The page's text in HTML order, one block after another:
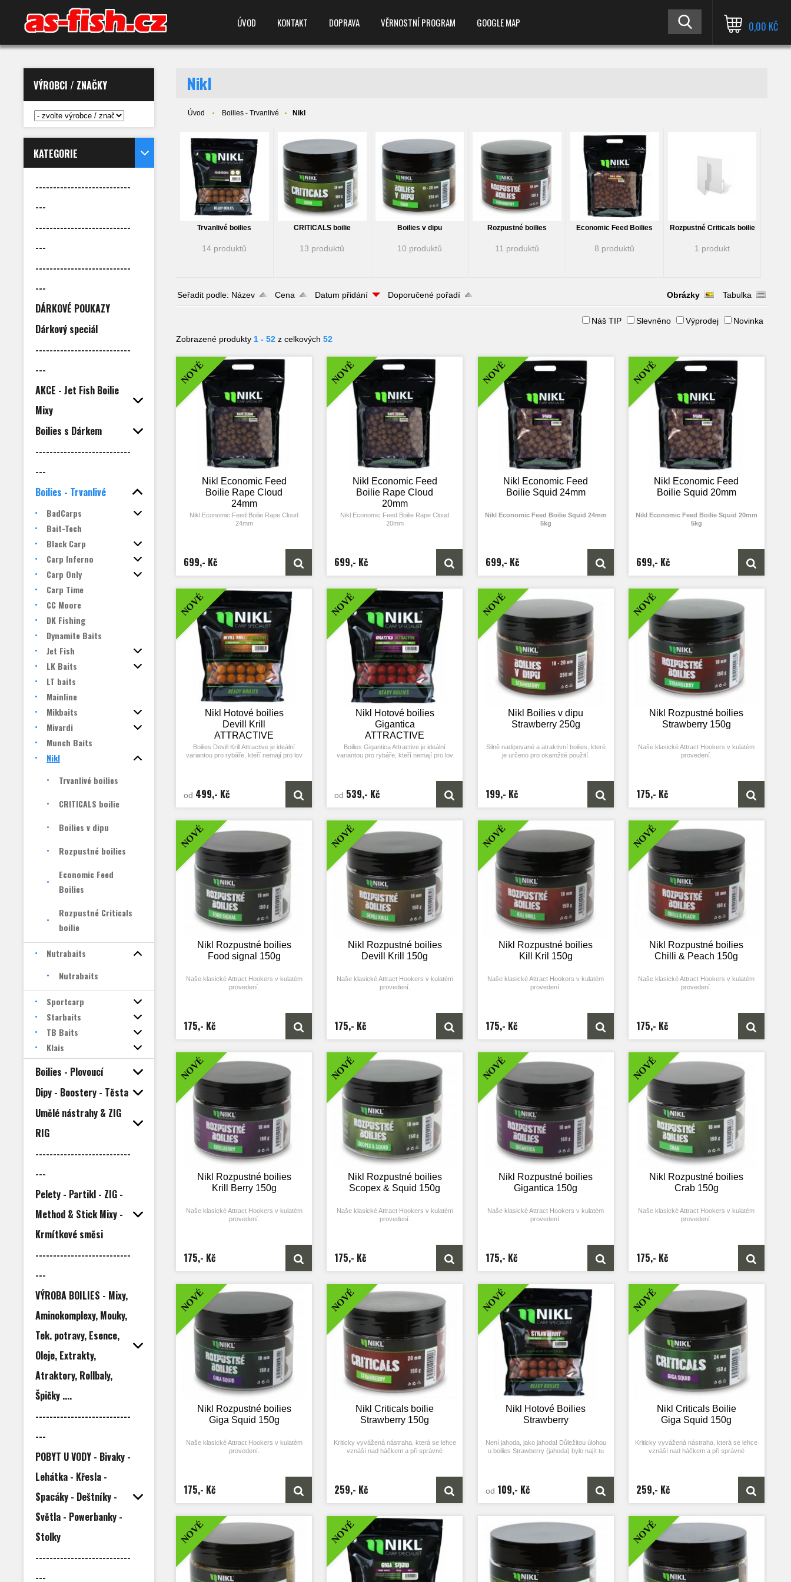
ÚVOD KONTAKT DOPRAVA VĚRNOSTNÍ PROGRAM GOOGLE MAP 0,00 KČ
VÝROBCI / ZNAČKY
KATEGORIE
---------------------------
---
---------------------------
---
---------------------------
---
DÁRKOVÉ POUKAZY
Dárkový speciál
---------------------------
---
AKCE - Jet Fish Boilie
Mixy
Boilies s Dárkem
---------------------------
---
Boilies - Trvanlivé
BadCarps
Bait-Tech
Black Carp
Carp Inferno
Carp Only
Carp Time
CC Moore
DK Fishing
Dynamite Baits
Jet Fish
LK Baits
LT baits
Mainline
Mikbaits
Mivardi
Munch Baits
Nikl
Trvanlivé boilies
CRITICALS boilie
Boilies v dipu
Rozpustné boilies
Economic Feed
Boilies
Rozpustné Criticals
boilie
Nutrabaits
Nutrabaits
Sportcarp
Starbaits
TB Baits
Klais
Boilies - Plovoucí
Dipy - Boostery - Těsta
Umělé nástrahy & ZIG
RIG
---------------------------
---
Pelety - Partikl - ZIG -
Method & Stick Mixy -
Krmítkové směsi
---------------------------
---
VÝROBA BOILIES - Mixy,
Aminokomplexy, Mouky,
Tek. potravy, Esence,
Oleje, Extrakty,
Atraktory, Rollbaly,
Špičky ....
---------------------------
---
POBYT U VODY - Bivaky -
Lehátka - Křesla -
Spacáky - Deštníky -
Světla - Powerbanky -
Stolky
---------------------------
---
Nikl
Úvod Boilies - Trvanlivé Nikl
Trvanlivé boilies
14 produktů
CRITICALS boilie
13 produktů
Boilies v dipu
10 produktů
Rozpustné boilies
11 produktů
Economic Feed Boilies
8 produktů
Rozpustné Criticals boilie
1 produkt
Seřadit podle: Název Cena Datum přidání Doporučené pořadí Obrázky Tabulka
Náš TIP Slevněno Výprodej
Novinka
Zobrazené produkty 1 - 52 z celkových52
NOVÉ
Nikl Economic Feed
Boilie Rape Cloud
24mm
Nikl Economic Feed Boilie Rape Cloud
24mm
699,- Kč
NOVÉ
Nikl Economic Feed
Boilie Rape Cloud
20mm
Nikl Economic Feed Boilie Rape Cloud
20mm
699,- Kč
NOVÉ
Nikl Economic Feed
Boilie Squid 24mm
Nikl Economic Feed Boilie Squid 24mm
5kg
699,- Kč
NOVÉ
Nikl Economic Feed
Boilie Squid 20mm
Nikl Economic Feed Boilie Squid 20mm
5kg
699,- Kč
NOVÉ
Nikl Hotové boilies
Devill Krill
ATTRACTIVE
Boilies Devill Krill Attractive je ideální
variantou pro rybáře, kteří nemají pro lov
Díky použití většího množství rozpustných
přísad je tato varianta jako stvořená pro
nepřijímají…
Doba rozpustnosti tohoto boilies je přímo
závislá na teplotě vody a aktivitě drobných
ryb. V „běžných“ podmínkách se boilies
pomalu rozpouští zhruba 8 – 14 hodin,
v teplé letní vodě pak přibližně 5 hodin, což
zaručuje bleskovou účinnost ve všech
situacích!
od 499,- Kč
NOVÉ
Nikl Hotové boilies
Gigantica
ATTRACTIVE
Boilies Gigantica Attractive je ideální
variantou pro rybáře, kteří nemají pro lov
Díky použití většího množství rozpustných
přísad je tato varianta jako stvořená pro
nepřijímají…
Doba rozpustnosti tohoto boilies je přímo
závislá na teplotě vody a aktivitě drobných
ryb. V „běžných“ podmínkách se boilies
pomalu rozpouští zhruba 8 – 14 hodin,
v teplé letní vodě pak přibližně 5 hodin, což
zaručuje bleskovou účinnost ve všech
situacích!
od 539,- Kč
NOVÉ
Nikl Boilies v dipu
Strawberry 250g
Silně nadipované a atraktivní boilies, které
je určeno pro okamžité použití.
kteří chodí k vodě na krátké vycházky a
199,- Kč
NOVÉ
Nikl Rozpustné boilies
Strawberry 150g
Naše klasické Attract Hookers v kulatém
provedení.
záběru v co nejkratším čase.
chytání. Rozpustné boilies obsahují
nástraha tak uvolňovala do svého okolí
atraktory co nejrychleji.
Nabízíme ve 14 a 18 mm.
Na základě poptávky spousty rybářů jsme
původní váleček (Attract Hookers) předělali
na kuličku a vzniklo tak toto rozpustné
175,- Kč
NOVÉ
Nikl Rozpustné boilies
Food signal 150g
Naše klasické Attract Hookers v kulatém
provedení.
záběru v co nejkratším čase.
chytání. Rozpustné boilies obsahují
nástraha tak uvolňovala do svého okolí
atraktory co nejrychleji.
Nabízíme ve 14 a 18 mm.
Na základě poptávky spousty rybářů jsme
původní váleček (Attract Hookers) předělali
na kuličku a vzniklo tak toto rozpustné
175,- Kč
NOVÉ
Nikl Rozpustné boilies
Devill Krill 150g
Naše klasické Attract Hookers v kulatém
provedení.
záběru v co nejkratším čase.
chytání. Rozpustné boilies obsahují
nástraha tak uvolňovala do svého okolí
atraktory co nejrychleji.
Nabízíme ve 14 a 18 mm.
Na základě poptávky spousty rybářů jsme
původní váleček (Attract Hookers) předělali
na kuličku a vzniklo tak toto rozpustné
175,- Kč
NOVÉ
Nikl Rozpustné boilies
Kill Kril 150g
Naše klasické Attract Hookers v kulatém
provedení.
záběru v co nejkratším čase.
chytání. Rozpustné boilies obsahují
nástraha tak uvolňovala do svého okolí
atraktory co nejrychleji.
Nabízíme ve 14 a 18 mm.
Na základě poptávky spousty rybářů jsme
původní váleček (Attract Hookers) předělali
na kuličku a vzniklo tak toto rozpustné
175,- Kč
NOVÉ
Nikl Rozpustné boilies
Chilli & Peach 150g
Naše klasické Attract Hookers v kulatém
provedení.
záběru v co nejkratším čase.
chytání. Rozpustné boilies obsahují
nástraha tak uvolňovala do svého okolí
atraktory co nejrychleji.
Nabízíme ve 14 a 18 mm.
Na základě poptávky spousty rybářů jsme
původní váleček (Attract Hookers) předělali
na kuličku a vzniklo tak toto rozpustné
175,- Kč
NOVÉ
Nikl Rozpustné boilies
Krill Berry 150g
Naše klasické Attract Hookers v kulatém
provedení.
záběru v co nejkratším čase.
chytání. Rozpustné boilies obsahují
nástraha tak uvolňovala do svého okolí
atraktory co nejrychleji.
Nabízíme ve 14 a 18 mm.
Na základě poptávky spousty rybářů jsme
původní váleček (Attract Hookers) předělali
na kuličku a vzniklo tak toto rozpustné
175,- Kč
NOVÉ
Nikl Rozpustné boilies
Scopex & Squid 150g
Naše klasické Attract Hookers v kulatém
provedení.
záběru v co nejkratším čase.
chytání. Rozpustné boilies obsahují
nástraha tak uvolňovala do svého okolí
atraktory co nejrychleji.
Nabízíme ve 14 a 18 mm.
Na základě poptávky spousty rybářů jsme
původní váleček (Attract Hookers) předělali
na kuličku a vzniklo tak toto rozpustné
175,- Kč
NOVÉ
Nikl Rozpustné boilies
Gigantica 150g
Naše klasické Attract Hookers v kulatém
provedení.
záběru v co nejkratším čase.
chytání. Rozpustné boilies obsahují
nástraha tak uvolňovala do svého okolí
atraktory co nejrychleji.
Nabízíme ve 14 a 18 mm.
Na základě poptávky spousty rybářů jsme
původní váleček (Attract Hookers) předělali
na kuličku a vzniklo tak toto rozpustné
boilies.
175,- Kč
NOVÉ
Nikl Rozpustné boilies
Crab 150g
Naše klasické Attract Hookers v kulatém
provedení.
záběru v co nejkratším čase.
chytání. Rozpustné boilies obsahují
nástraha tak uvolňovala do svého okolí
atraktory co nejrychleji.
Nabízíme ve 14 a 18 mm.
Na základě poptávky spousty rybářů jsme
původní váleček (Attract Hookers) předělali
na kuličku a vzniklo tak toto rozpustné
175,- Kč
NOVÉ
Nikl Rozpustné boilies
Giga Squid 150g
Naše klasické Attract Hookers v kulatém
provedení.
záběru v co nejkratším čase.
chytání. Rozpustné boilies obsahují
nástraha tak uvolňovala do svého okolí
atraktory co nejrychleji.
Nabízíme ve 14 a 18 mm.
Na základě poptávky spousty rybářů jsme
původní váleček (Attract Hookers) předělali
na kuličku a vzniklo tak toto rozpustné
175,- Kč
NOVÉ
Nikl Criticals boilie
Strawberry 150g
Kriticky vyvážená nástraha, která se lehce
vznáší nad háčkem a při správné
vznáší nad dnem a neguje tak váhu háčku,
nahození mohou plavat, ale po nějaké době
do sebe nasají vodu a lehce klesnou
Tyto kriticky vyvážené nástrahy Vám
umožní nejefektivnější prezentaci nástrahy
a funkčnost návazce na všech tipech dna.
Jedná se o produkt, který nám dopomohl
k většině závodních úspěchů a k mnoha
259,- Kč
NOVÉ
Nikl Hotové Boilies
Strawberry
Není jahoda, jako jahoda! Důležitou úlohou
u boilies Strawberry (jahoda) bylo najít tu
nakonec osvědčila kombinace několika
voní krásnou, jahodovou příchutí, a to
i když kuličku vytáhnete po mnoha
Mix je složený z rostlinných, rybích a
masových mouček. Pomalé změkčování a
uvolňování povrchové části kuliček dělá
boilies pro ryby maximálně atraktivní a to,
od 109,- Kč
NOVÉ
Nikl Criticals Boilie
Giga Squid 150g
Kriticky vyvážená nástraha, která se lehce
vznáší nad háčkem a při správné
vznáší nad dnem a neguje tak váhu háčku,
nahození mohou plavat, ale po nějaké době
do sebe nasají vodu a lehce klesnou
Tyto kriticky vyvážené nástrahy Vám
umožní nejefektivnější prezentaci nástrahy
a funkčnost návazce na všech tipech dna.
Jedná se o produkt, který nám dopomohl
k většině závodních úspěchů a k mnoha
259,- Kč
NOVÉ NOVÉ NOVÉ